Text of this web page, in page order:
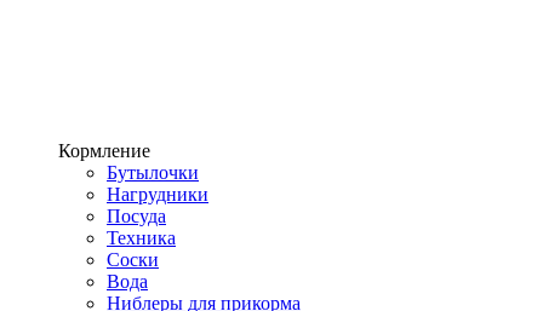
Кормление
Бутылочки
Нагрудники
Посуда
Техника
Соски
Вода
Ниблеры для прикорма